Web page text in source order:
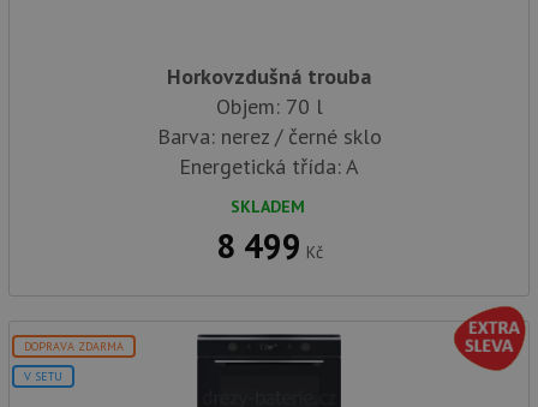
Horkovzdušná trouba
Objem: 70 l
Barva: nerez / černé sklo
Energetická třída: A
SKLADEM
8 499 Kč
DOPRAVA ZDARMA
V SETU